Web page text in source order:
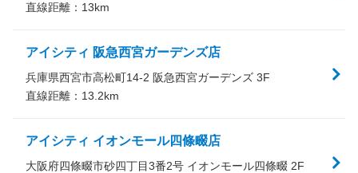
直線距離： 13km
アイシティ 阪急西宮ガーデンズ店
兵庫県西宮市高松町14-2 阪急西宮ガーデンズ 3F
直線距離： 13.2km
アイシティ イオンモール四條畷店
大阪府四條畷市砂四丁目3番2号 イオンモール四條畷 2F